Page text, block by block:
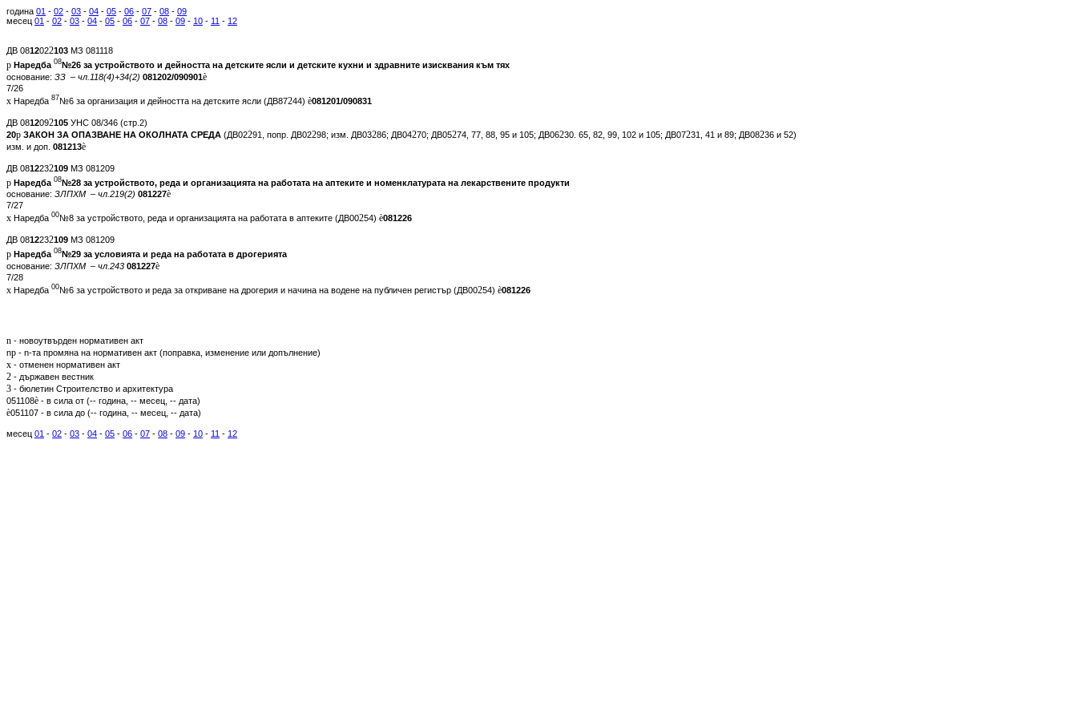
година 01 - 02 - 03 - 04 - 05 - 06 - 07 - 08 - 09
месец 01 - 02 - 03 - 04 - 05 - 06 - 07 - 08 - 09 - 10 - 11 - 12
ДВ 0812022103 МЗ 081118
p Наредба 08№26 за устройството и дейността на детските ясли и детските кухни и здравните изисквания към тях
основание: ЗЗ – чл.118(4)+34(2) 081202/090901è
7/26
x Наредба 87№6 за организация и дейността на детските ясли (ДВ87244) è081201/090831
ДВ 0812092105 УНС 08/346 (стр.2)
20p ЗАКОН ЗА ОПАЗВАНЕ НА ОКОЛНАТА СРЕДА (ДВ02291, попр. ДВ02298; изм. ДВ03286; ДВ04270; ДВ05274, 77, 88, 95 и 105; ДВ06230. 65, 82, 99, 102 и 105; ДВ07231, 41 и 89; ДВ08236 и 52)
изм. и доп. 081213è
ДВ 0812232109 МЗ 081209
p Наредба 08№28 за устройството, реда и организацията на работата на аптеките и номенклатурата на лекарствените продукти
основание: ЗЛПХМ – чл.219(2) 081227è
7/27
x Наредба 00№8 за устройството, реда и организацията на работата в аптеките (ДВ00254) è081226
ДВ 0812232109 МЗ 081209
p Наредба 08№29 за условията и реда на работата в дрогерията
основание: ЗЛПХМ – чл.243 081227è
7/28
x Наредба 00№6 за устройството и реда за откриване на дрогерия и начина на водене на публичен регистър (ДВ00254) è081226
n - новоутвърден нормативен акт
np - n-та промяна на нормативен акт (поправка, изменение или допълнение)
x - отменен нормативен акт
2 - държавен вестник
3 - бюлетин Строителство и архитектура
051108è - в сила от (-- година, -- месец, -- дата)
è051107 - в сила до (-- година, -- месец, -- дата)
месец 01 - 02 - 03 - 04 - 05 - 06 - 07 - 08 - 09 - 10 - 11 - 12